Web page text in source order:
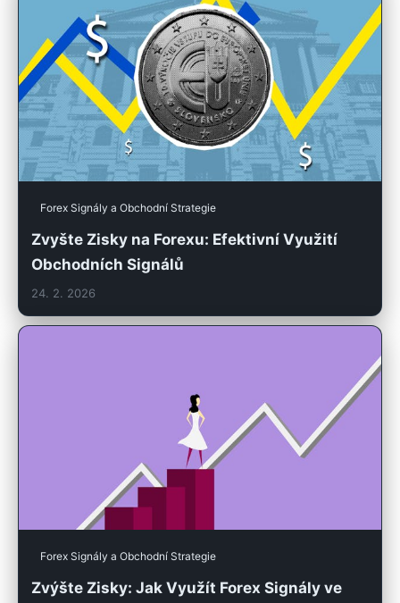
Forex Signály a Obchodní Strategie
Zvyšte Zisky na Forexu: Efektivní Využití
Obchodních Signálů
24. 2. 2026
Forex Signály a Obchodní Strategie
Zvýšte Zisky: Jak Využít Forex Signály ve